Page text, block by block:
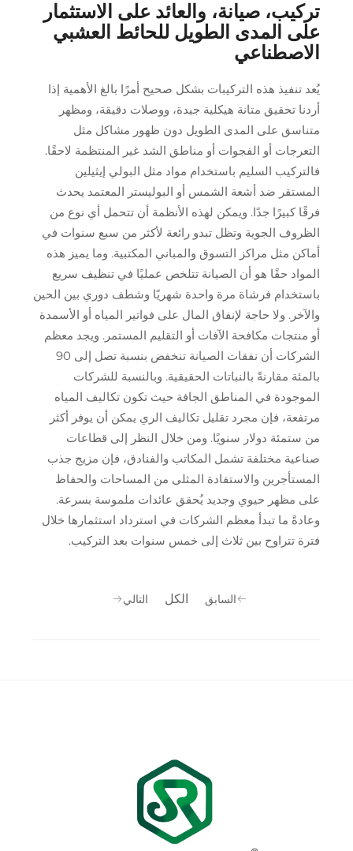
تركيب، صيانة، والعائد على الاستثمار
على المدى الطويل للحائط العشبي
الاصطناعي
يُعد تنفيذ هذه التركيبات بشكل صحيح أمرًا بالغ الأهمية إذا
أردنا تحقيق متانة هيكلية جيدة، ووصلات دقيقة، ومظهر
متناسق على المدى الطويل دون ظهور مشاكل مثل
التعرجات أو الفجوات أو مناطق الشد غير المنتظمة لاحقًا.
فالتركيب السليم باستخدام مواد مثل البولي إيثيلين
المستقر ضد أشعة الشمس أو البوليستر المعتمد يحدث
فرقًا كبيرًا جدًا. ويمكن لهذه الأنظمة أن تتحمل أي نوع من
الظروف الجوية وتظل تبدو رائعة لأكثر من سبع سنوات في
أماكن مثل مراكز التسوق والمباني المكتبية. وما يميز هذه
المواد حقًا هو أن الصيانة تتلخص عمليًا في تنظيف سريع
باستخدام فرشاة مرة واحدة شهريًا وشطف دوري بين الحين
والآخر. ولا حاجة لإنفاق المال على فواتير المياه أو الأسمدة
أو منتجات مكافحة الآفات أو التقليم المستمر. ويجد معظم
الشركات أن نفقات الصيانة تنخفض بنسبة تصل إلى 90
بالمئة مقارنةً بالنباتات الحقيقية. وبالنسبة للشركات
الموجودة في المناطق الجافة حيث تكون تكاليف المياه
مرتفعة، فإن مجرد تقليل تكاليف الري يمكن أن يوفر أكثر
من ستمئة دولار سنويًا. ومن خلال النظر إلى قطاعات
صناعية مختلفة تشمل المكاتب والفنادق، فإن مزيج جذب
المستأجرين والاستفادة المثلى من المساحات والحفاظ
على مظهر حيوي وجديد يُحقق عائدات ملموسة بسرعة.
وعادةً ما تبدأ معظم الشركات في استرداد استثمارها خلال
فترة تتراوح بين ثلاث إلى خمس سنوات بعد التركيب.
السابق الكل التالي